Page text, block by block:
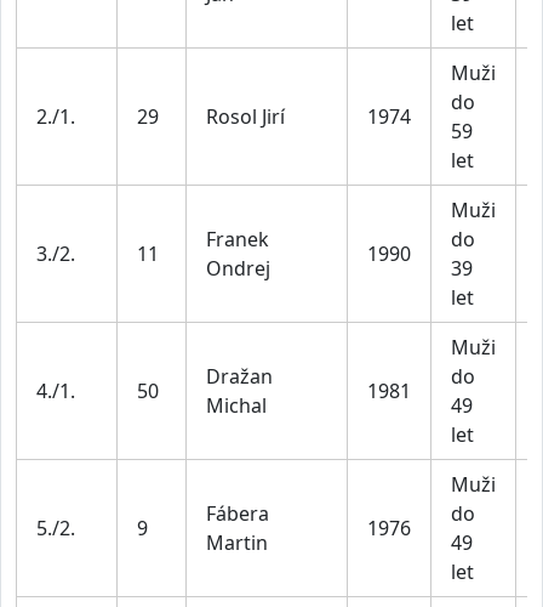
let
2./1. 29 Rosol Jirí 1974
Muži
do
59
let
3./2. 11
Franek
Ondrej
1990
Muži
do
39
let
4./1. 50
Dražan
Michal
1981
Muži
do
49
let
5./2. 9
Fábera
Martin
1976
Muži
do
49
let